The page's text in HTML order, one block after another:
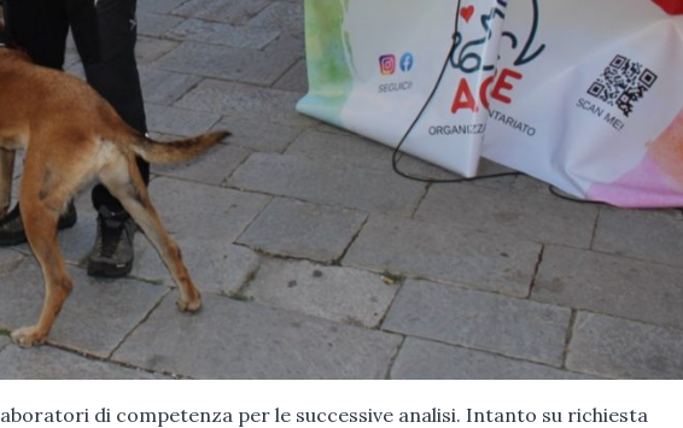
di competenza per le successive analisi. Intanto su richiesta